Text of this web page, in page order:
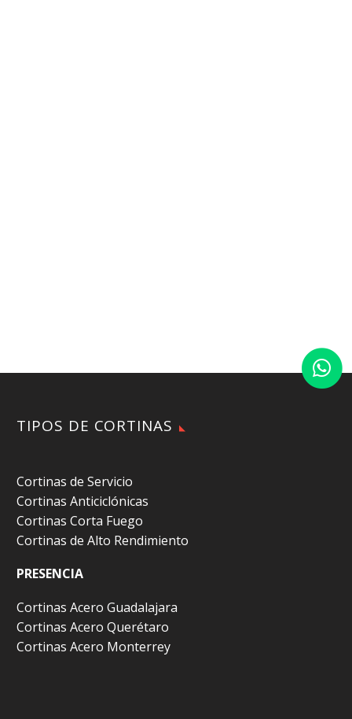
TIPOS DE CORTINAS
Cortinas de Servicio
Cortinas Anticiclónicas
Cortinas Corta Fuego
Cortinas de Alto Rendimiento
PRESENCIA
Cortinas Acero Guadalajara
Cortinas Acero Querétaro
Cortinas Acero Monterrey